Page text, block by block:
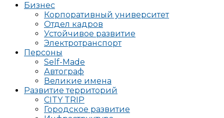
Бизнес
Корпоративный университет
Отдел кадров
Устойчивое развитие
Электротранспорт
Персоны
Self-Made
Автограф
Великие имена
Развитие территорий
CITY TRIP
Городское развитие